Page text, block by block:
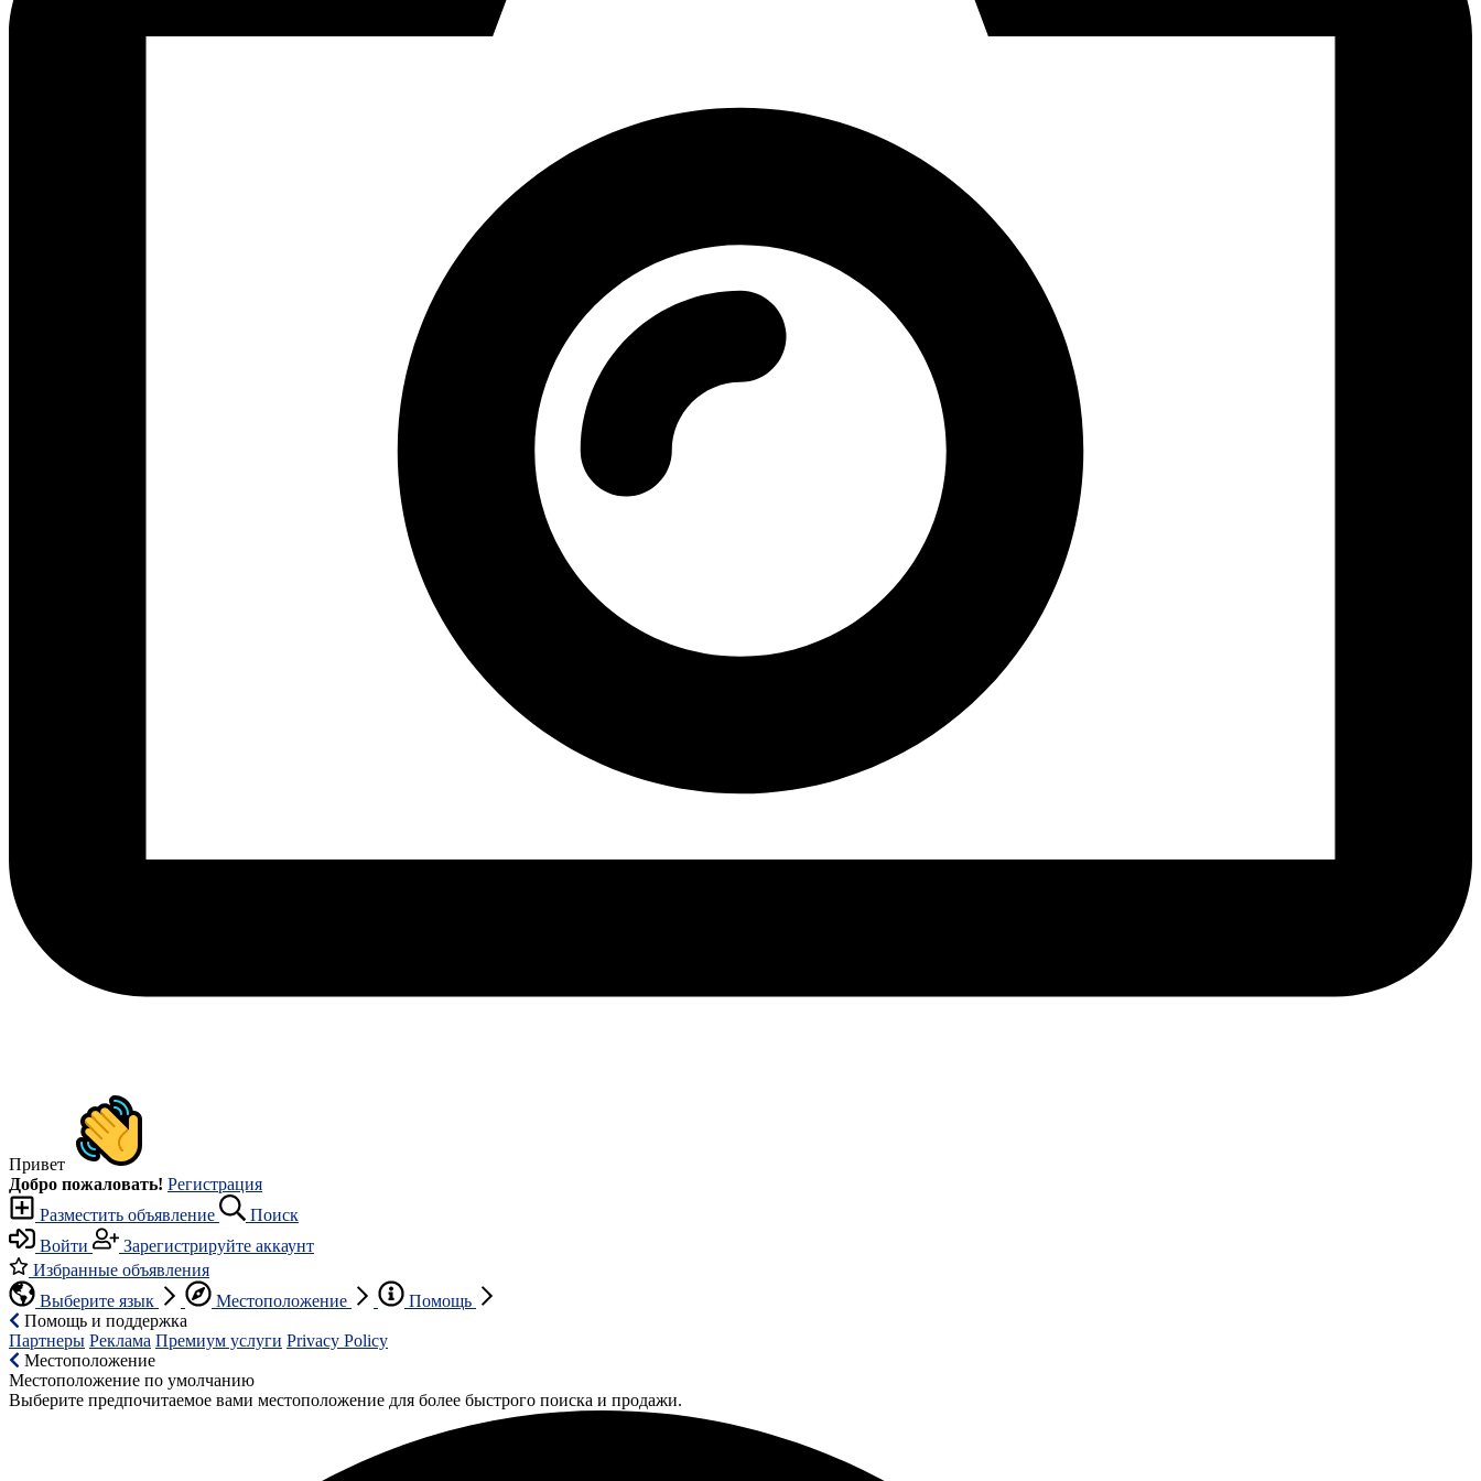
Привет
Добро пожаловать! Регистрация
Разместить объявление
Поиск
Войти
Зарегистрируйте аккаунт
Избранные объявления
Выберите язык
Местоположение
Помощь
Помощь и поддержка
Партнеры Реклама Премиум услуги Privacy Policy
Местоположение
Местоположение по умолчанию
Выберите предпочитаемое вами местоположение для более быстрого поиска и продажи.